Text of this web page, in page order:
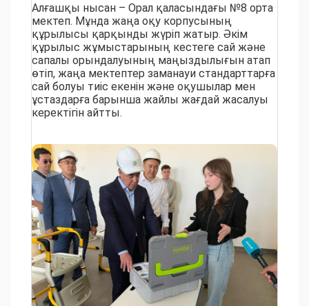
Алғашқы нысан – Орал қаласындағы №8 орта
мектеп. Мұнда жаңа оқу корпусының
құрылысы қарқынды жүріп жатыр. Әкім
құрылыс жұмыстарының кестеге сай және
сапалы орындалуының маңыздылығын атап
өтіп, жаңа мектептер заманауи стандарттарға
сай болуы тиіс екенін және оқушылар мен
ұстаздарға барынша жайлы жағдай жасалуы
керектігін айтты.